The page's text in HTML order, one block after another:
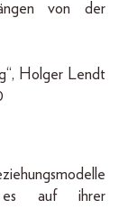
von der
Holger Lendt
es auf ihrer